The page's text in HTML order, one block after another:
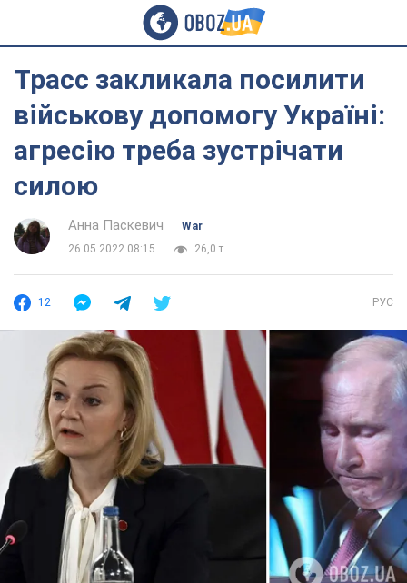
Трасс закликала посилити
військову допомогу Україні:
агресію треба зустрічати
силою
Анна Паскевич
War
26.05.2022 08:15
26,0 т.
12 РУС